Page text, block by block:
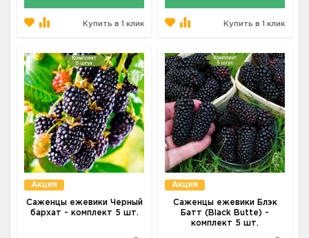
Купить в 1 клик Купить в 1 клик
Акция
Саженцы ежевики Черный
бархат - комплект 5 шт.
Акция
Саженцы ежевики Блэк
Батт (Black Butte) -
комплект 5 шт.